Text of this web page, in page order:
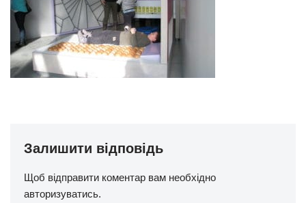
Залишити відповідь
Щоб відправити коментар вам необхідно
авторизуватись.